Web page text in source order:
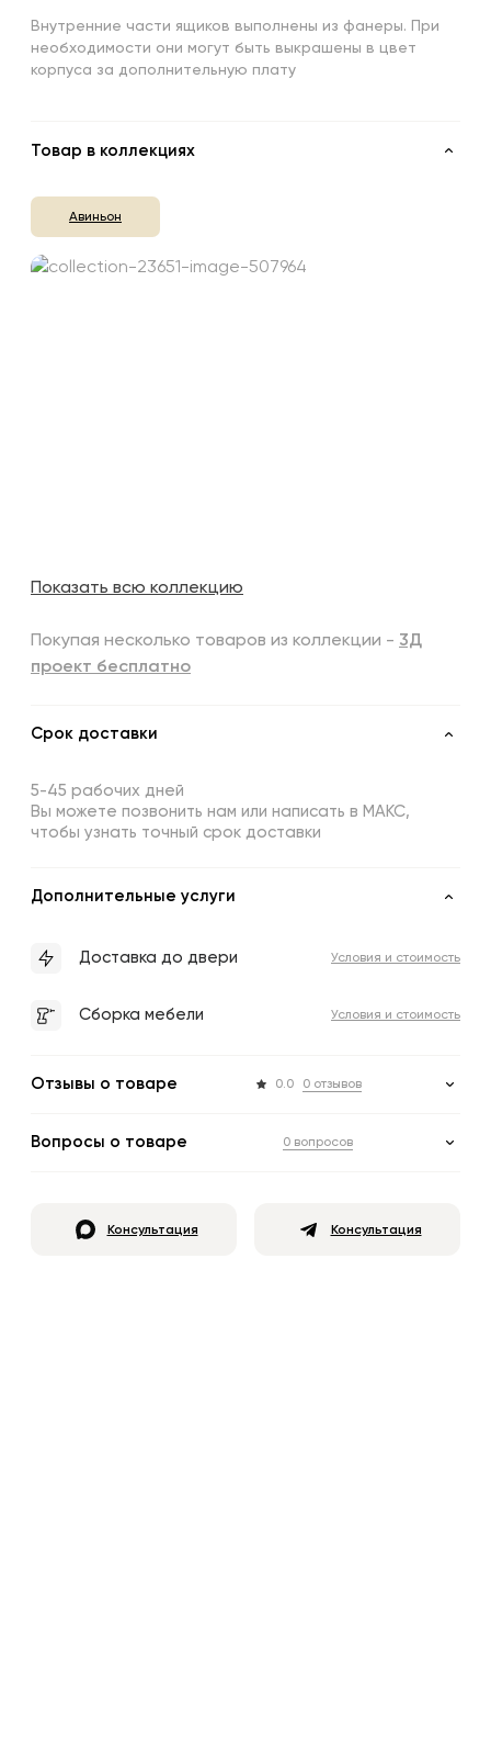
Внутренние части ящиков выполнены из фанеры. При
необходимости они могут быть выкрашены в цвет
корпуса за дополнительную плату
Товар в коллекциях
Авиньон
Показать всю коллекцию
Покупая несколько товаров из коллекции - 3Д
проект бесплатно
Срок доставки
5-45 рабочих дней
Вы можете позвонить нам или написать в МАКС,
чтобы узнать точный срок доставки
Дополнительные услуги
Доставка до двери Условия и стоимость
Сборка мебели Условия и стоимость
Отзывы о товаре 0.0 0 отзывов
Вопросы о товаре 0 вопросов
Консультация Консультация